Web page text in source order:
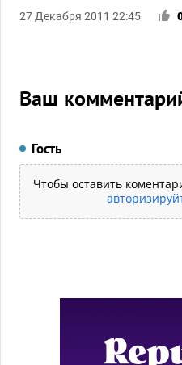
27 Декабря 2011 22:45
Ваш
Гость
Чтобы оставить